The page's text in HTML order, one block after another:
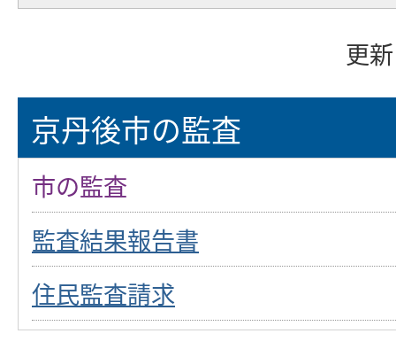
更
京丹後市の監査
市の監査
監査結果報告書
住民監査請求